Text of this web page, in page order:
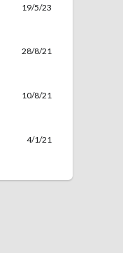
19/5/23
28/8/21
10/8/21
4/1/21